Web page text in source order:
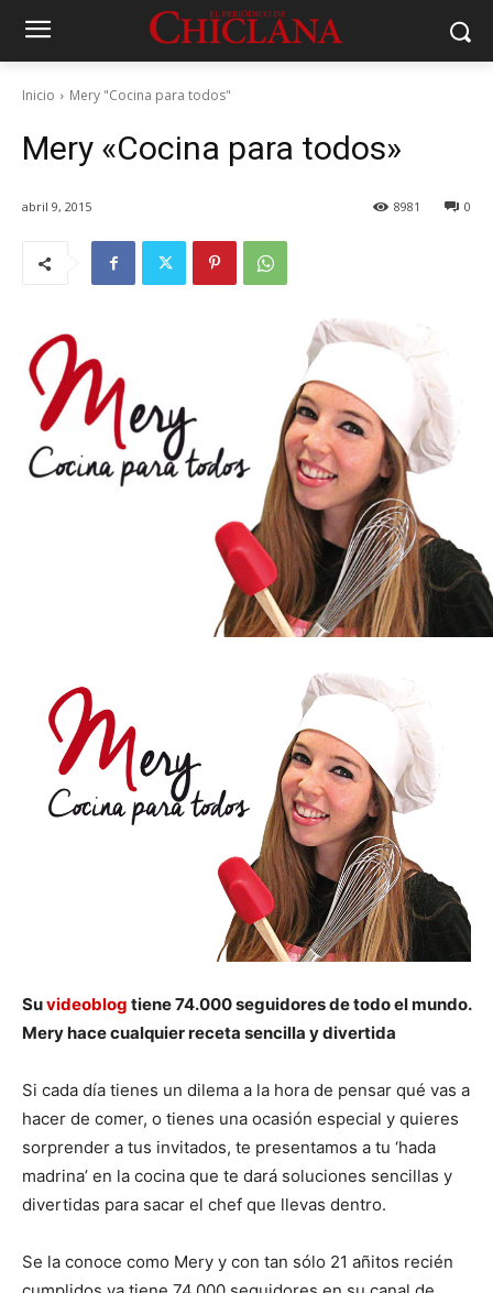
Inicio Mery "Cocina para todos"
Mery «Cocina para todos»
abril 9, 2015 0
8981
Suvideoblog tiene 74.000 seguidores de todo el mundo.
Mery hace cualquier receta sencilla y divertida
Si cada día tienes un dilema a la hora de pensar qué vas a
hacer de comer, o tienes una ocasión especial y quieres
sorprender a tus invitados, te presentamos a tu ‘hada
madrina’ en la cocina que te dará soluciones sencillas y
divertidas para sacar el chef que llevas dentro.
Se la conoce como Mery y con tan sólo 21 añitos recién